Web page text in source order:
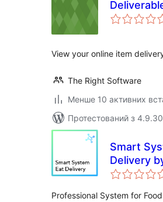
View your online item
The Right Software
Менше 10 активних
Протестований з 4.9.30
Smart
Delivery
Professional System for